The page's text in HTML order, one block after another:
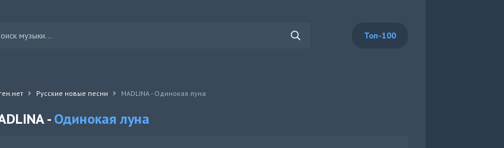
Топ-100
Русские новые песни MADLINA - Одинокая луна
-Одинокая луна